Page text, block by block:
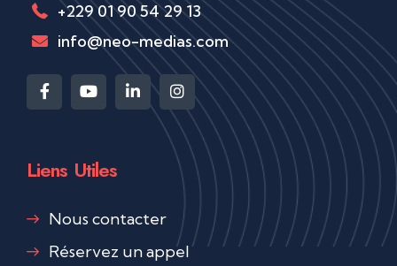
+229 01 90 54 29 13
info@neo-medias.com
Liens Utiles
Nous contacter
Réservez un appel